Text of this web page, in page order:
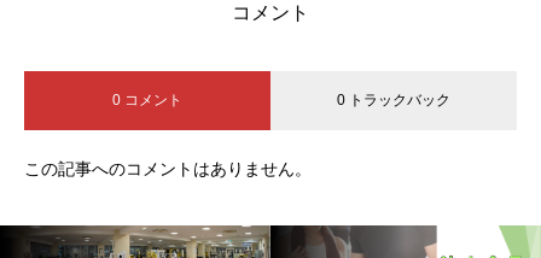
コメント
0 コメント 0 トラックバック
この記事へのコメントはありません。